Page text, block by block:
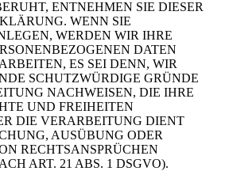
ENTNEHMEN SIE DIESER
WENN SIE
WERDEN WIR IHRE
DATEN
ES SEI DENN, WIR
SCHUTZWÜRDIGE GRÜNDE
NACHWEISEN, DIE IHRE
UND FREIHEITEN
DIE VERARBEITUNG DIENT
AUSÜBUNG ODER
RECHTSANSPRÜCHEN
ART. 21 ABS. 1 DSGVO).